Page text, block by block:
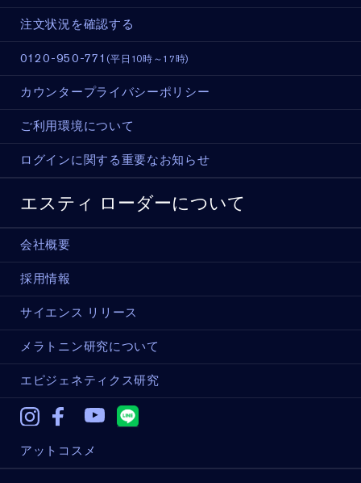
注文状況を確認する
0120-950-771 (平日10時～17時)
カウンタープライバシーポリシー
ご利用環境について
ログインに関する重要なお知らせ
エスティ ローダーについて
会社概要
採用情報
サイエンス リリース
メラトニン研究について
エピジェネティクス研究
InstagramFacebook
アットコスメ